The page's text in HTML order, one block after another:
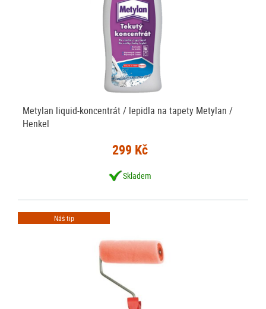
Metylan liquid-koncentrát / lepidla na tapety Metylan /
Henkel
299 Kč
Skladem
Náš tip